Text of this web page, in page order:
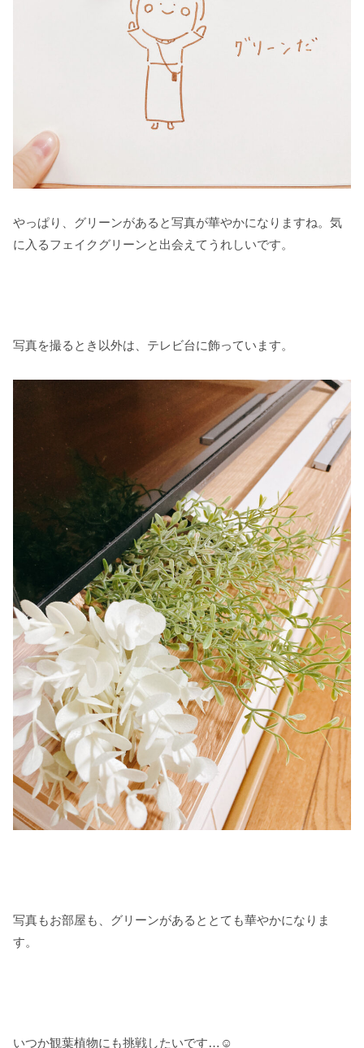
やっぱり、グリーンがあると写真が華やかになりますね。気
に入るフェイクグリーンと出会えてうれしいです。
写真を撮るとき以外は、テレビ台に飾っています。
写真もお部屋も、グリーンがあるととても華やかになりま
す。
いつか観葉植物にも挑戦したいです…☺️